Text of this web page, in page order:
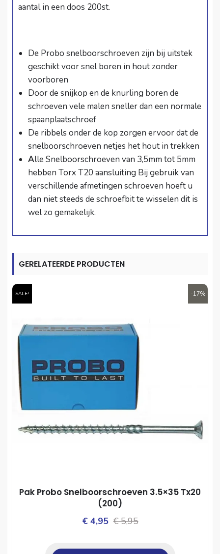
aantal in een doos 200st.
De Probo snelboorschroeven zijn bij uitstek
geschikt voor snel boren in hout zonder
voorboren
Door de snijkop en de knurling boren de
schroeven vele malen sneller dan een normale
spaanplaatschroef
De ribbels onder de kop zorgen ervoor dat de
snelboorschroeven netjes het hout in trekken
Alle Snelboorschroeven van 3,5mm tot 5mm
hebben Torx T20 aansluiting Bij gebruik van
verschillende afmetingen schroeven hoeft u
dan niet steeds de schroefbit te wisselen dit is
wel zo gemakelijk.
GERELATEERDE PRODUCTEN
-17%
SALE!
Pak Probo Snelboorschroeven 3.5×35 Tx20
(200)
€5,95Oorspronkelijke
was:
€4,95
Huidige
is: